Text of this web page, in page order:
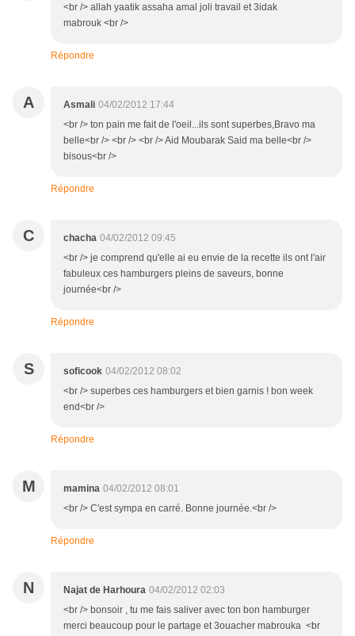
<br /> allah yaatik assaha amal joli travail et 3idak
mabrouk <br />
Répondre
A Asmali 04/02/2012 17:44
<br /> ton pain me fait de l'oeil...ils sont superbes,Bravo ma
belle<br /> <br /> <br /> Aid Moubarak Said ma belle<br />
bisous<br />
Répondre
C chacha 04/02/2012 09:45
<br /> je comprend qu'elle ai eu envie de la recette ils ont l'air
fabuleux ces hamburgers pleins de saveurs, bonne
journée<br />
Répondre
S soficook 04/02/2012 08:02
<br /> superbes ces hamburgers et bien garnis ! bon week
end<br />
Répondre
M mamina 04/02/2012 08:01
<br /> C'est sympa en carré. Bonne journée.<br />
Répondre
N Najat de Harhoura 04/02/2012 02:03
<br /> bonsoir , tu me fais saliver avec ton bon hamburger
merci beaucoup pour le partage et 3ouacher mabrouka <br